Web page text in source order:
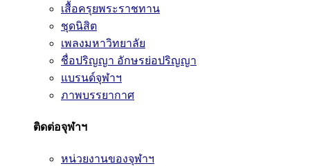
เสื้อครุยพระราชทาน
ชุดนิสิต
เพลงมหาวิทยาลัย
ชื่อปริญญา อักษรย่อปริญญา
แบรนด์จุฬาฯ
ภาพบรรยากาศ
ติดต่อจุฬาฯ
หน่วยงานของจุฬาฯ